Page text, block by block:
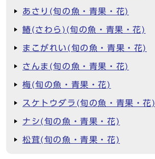
あさり(旬の魚・青果・花)
鰆(さわら)(旬の魚・青果・花)
まこがれい(旬の魚・青果・花)
さんま(旬の魚・青果・花)
梅(旬の魚・青果・花)
スケトウダラ(旬の魚・青果・花)
ナシ(旬の魚・青果・花)
松茸(旬の魚・青果・花)